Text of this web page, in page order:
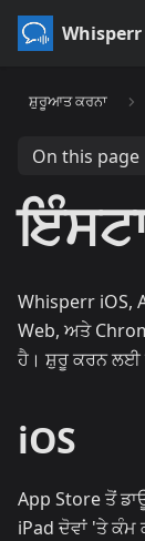
Whisperr
ਸ਼ੁਰੂਆਤ ਕਰਨਾ
On this page
Whisperr iOS,
Web, ਅਤੇ
ਹੈ। ਸ਼ੁਰੂ ਕਰਨ ਲਈ
iOS
App Store ਤੋਂ
iPad ਦੋਵਾਂ 'ਤੇ ਕੰਮ